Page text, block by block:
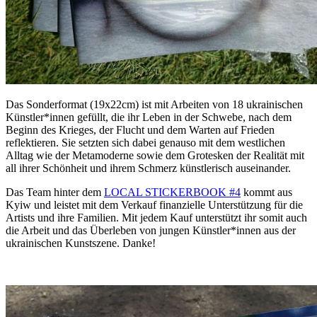
Das Sonderformat (19x22cm) ist mit Arbeiten von 18 ukrainischen
Künstler*innen gefüllt, die ihr Leben in der Schwebe, nach dem
Beginn des Krieges, der Flucht und dem Warten auf Frieden
reflektieren. Sie setzten sich dabei genauso mit dem westlichen
Alltag wie der Metamoderne sowie dem Grotesken der Realität mit
all ihrer Schönheit und ihrem Schmerz künstlerisch auseinander.
Das Team hinter dem LOCAL STICKERBOOK #4 kommt aus
Kyiw und leistet mit dem Verkauf finanzielle Unterstützung für die
Artists und ihre Familien. Mit jedem Kauf unterstützt ihr somit auch
die Arbeit und das Überleben von jungen Künstler*innen aus der
ukrainischen Kunstszene. Danke!